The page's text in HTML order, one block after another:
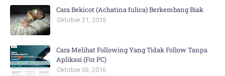
Cara Bekicot (Achatina fulica) Berkembang Biak
Oktober 21, 2015
Cara Melihat Following Yang Tidak Follow Tanpa
Aplikasi (For PC)
Oktober 03, 2016